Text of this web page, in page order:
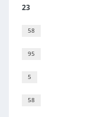
23
58
95
5
58